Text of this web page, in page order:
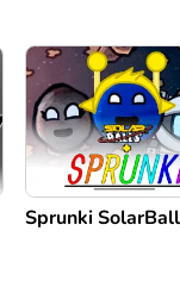
Sprunki